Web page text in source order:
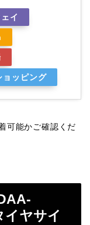
イ
ッピング
可能かご確認くだ
イヤサイ